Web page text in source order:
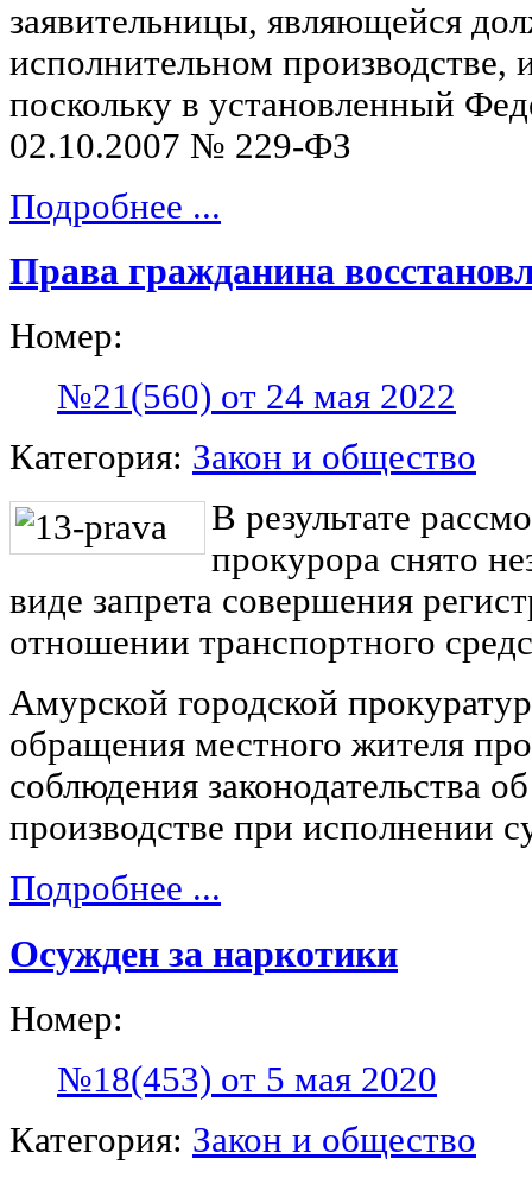
заявительницы, являющейся
исполнительном производстве,
поскольку в установленный
02.10.2007 № 229-ФЗ
Подробнее ...
Права гражданина
Номер:
№21(560) от 24 мая 2022
Категория: Закон и общество
В результате
прокурора снято
виде запрета совершения
отношении транспортного
Амурской городской
обращения местного жителя
соблюдения законодательства
производстве при исполнении
Подробнее ...
Осужден за наркотики
Номер:
№18(453) от 5 мая 2020
Категория: Закон и общество